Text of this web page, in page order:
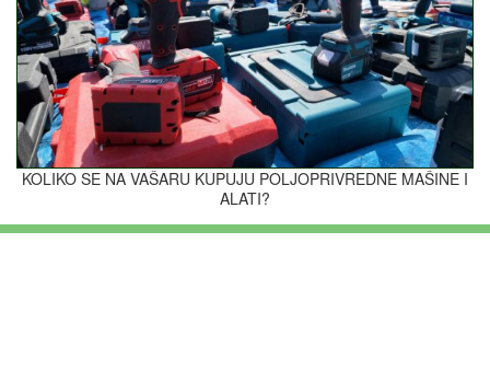
KOLIKO SE NA VAŠARU KUPUJU POLJOPRIVREDNE MAŠINE I
ALATI?